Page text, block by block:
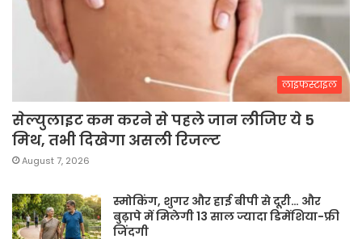
लाइफस्टाइल
सेल्युलाइट कम करने से पहले जान लीजिए ये 5
मिथ, तभी दिखेगा असली रिजल्ट
August 7, 2026
स्मोकिंग, शुगर और हाई बीपी से दूरी… और
बुढ़ापे में मिलेगी 13 साल ज्यादा डिमेंशिया-फ्री
जिंदगी